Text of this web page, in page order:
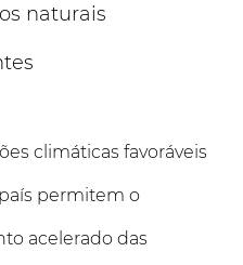
naturais
climáticas favoráveis
permitem o
acelerado das